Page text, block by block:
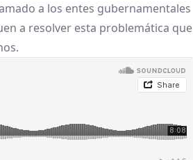
a los entes gubernamentales
a resolver esta problemática que